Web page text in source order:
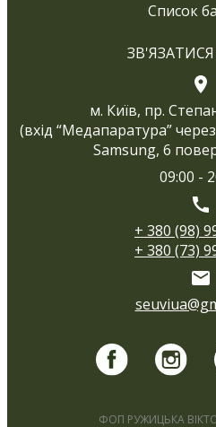
Список
м. Київ, пр.
(вхід “Медапаратура”
Samsung, 6
09:00 -
+ 380 (98)
+ 380 (73)
ФОП РУЖИЦЬКА